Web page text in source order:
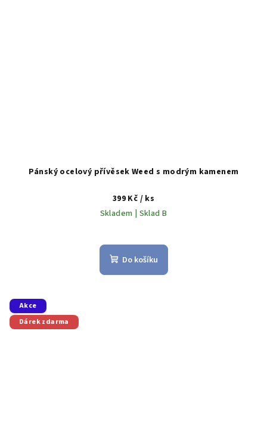
Pánský ocelový přívěsek Weed s modrým kamenem
399 Kč / ks
Skladem | Sklad B
Do košíku
Akce
Dárek zdarma